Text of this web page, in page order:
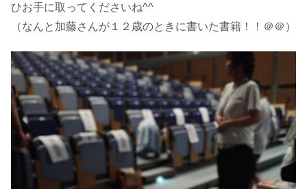
ひお手に取ってくださいね^^
（なんと加藤さんが１２歳のときに書いた書籍！！＠＠）